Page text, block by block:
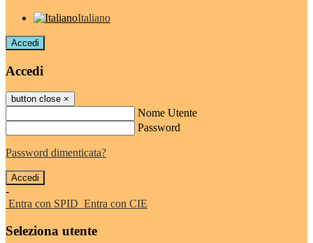
Italiano
Accedi
Accedi
button close ×
Nome Utente
Password
Password dimenticata?
-
Entra con SPID Entra con CIE
Seleziona utente